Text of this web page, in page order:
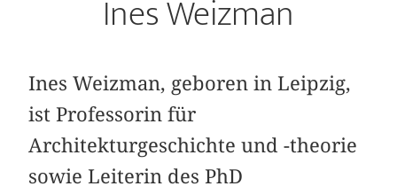
Ines Weizman
Ines Weizman, geboren in Leipzig,
ist Professorin für
Architekturgeschichte und -theorie
sowie Leiterin des PhD